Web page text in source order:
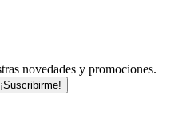
novedades y promociones.
¡Suscribirme!